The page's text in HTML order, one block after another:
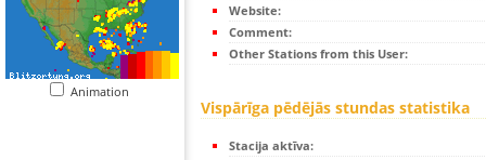
Animation
Website:
Comment:
Other Stations from this User:
Vispārīga pēdējās stundas statistika
Stacija aktīva: